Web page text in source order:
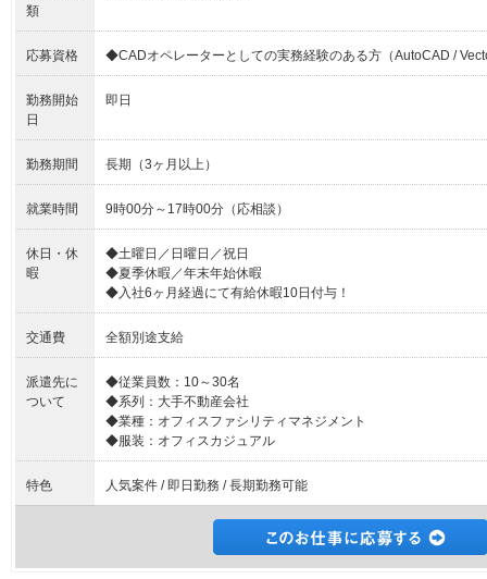
類
応募資格 ◆CADオペレーターとしての実務経験のある方（AutoCAD /
勤務開始
日
即日
勤務期間 長期（3ヶ月以上）
就業時間 9時00分～17時00分（応相談）
休日・休
暇
◆土曜日／日曜日／祝日
◆夏季休暇／年末年始休暇
◆入社6ヶ月経過にて有給休暇10日付与！
交通費 全額別途支給
派遣先に
ついて
◆従業員数：10～30名
◆系列：大手不動産会社
◆業種：オフィスファシリティマネジメント
◆服装：オフィスカジュアル
特色 人気案件 / 即日勤務 / 長期勤務可能